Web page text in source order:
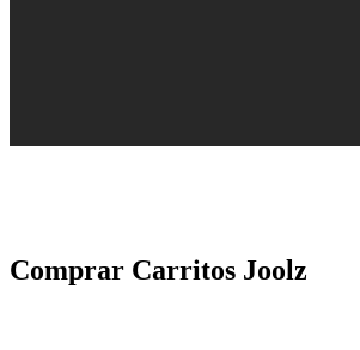
Comprar Carritos Joolz